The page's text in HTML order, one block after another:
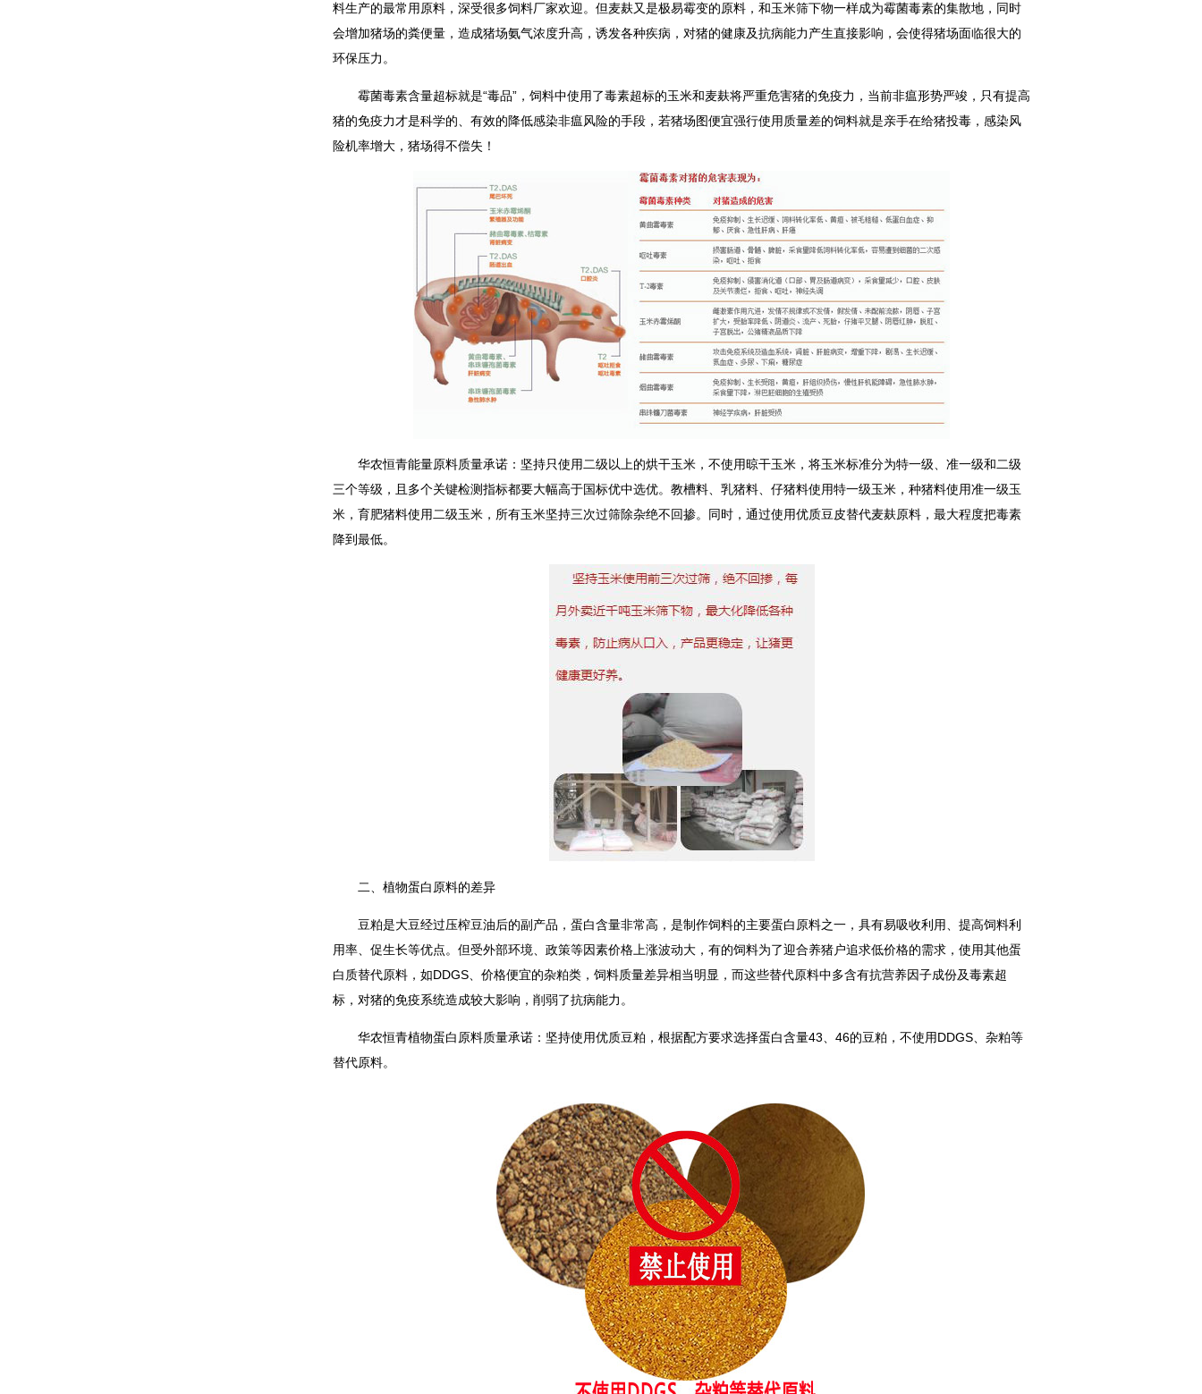
料生产的最常用原料，深受很多饲料厂家欢迎。但麦麸又是极易霉变的原料，和玉米筛下物一样成为霉菌毒素的集散地，同时
会增加猪场的粪便量，造成猪场氨气浓度升高，诱发各种疾病，对猪的健康及抗病能力产生直接影响，会使得猪场面临很大的
环保压力。
霉菌毒素含量超标就是“毒品”，饲料中使用了毒素超标的玉米和麦麸将严重危害猪的免疫力，当前非瘟形势严竣，只有提高
猪的免疫力才是科学的、有效的降低感染非瘟风险的手段，若猪场图便宜强行使用质量差的饲料就是亲手在给猪投毒，感染风
险机率增大，猪场得不偿失！
华农恒青能量原料质量承诺：坚持只使用二级以上的烘干玉米，不使用晾干玉米，将玉米标准分为特一级、准一级和二级
三个等级，且多个关键检测指标都要大幅高于国标优中选优。教槽料、乳猪料、仔猪料使用特一级玉米，种猪料使用准一级玉
米，育肥猪料使用二级玉米，所有玉米坚持三次过筛除杂绝不回掺。同时，通过使用优质豆皮替代麦麸原料，最大程度把毒素
降到最低。
二、植物蛋白原料的差异
豆粕是大豆经过压榨豆油后的副产品，蛋白含量非常高，是制作饲料的主要蛋白原料之一，具有易吸收利用、提高饲料利
用率、促生长等优点。但受外部环境、政策等因素价格上涨波动大，有的饲料为了迎合养猪户追求低价格的需求，使用其他蛋
白质替代原料，如DDGS、价格便宜的杂粕类，饲料质量差异相当明显，而这些替代原料中多含有抗营养因子成份及毒素超
标，对猪的免疫系统造成较大影响，削弱了抗病能力。
华农恒青植物蛋白原料质量承诺：坚持使用优质豆粕，根据配方要求选择蛋白含量43、46的豆粕，不使用DDGS、杂粕等
替代原料。